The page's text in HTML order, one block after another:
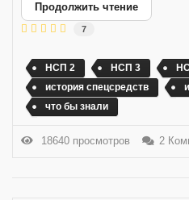
Продолжить чтение
7
НСП 2 НСП 3
история спецсредств
что бы знали
18640 просмотров 2